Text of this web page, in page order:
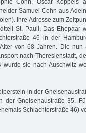
Cohn, Oscar Koppels
Samuel Cohn aus
Ihre Adresse zum
St. Pauli. Das Ehepaar
46 in der
von 68 Jahren. Die nun
nach Theresienstadt,
wurde sie nach Auschwitz
in der
der Gneisenaustraße 35.
Schlachterstraße 46)